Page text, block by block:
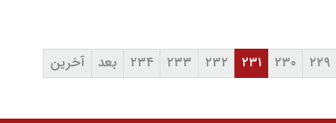
۲۲۹ ۲۳۰ ۲۳۱ ۲۳۲ ۲۳۳ ۲۳۴ بعد آخرین